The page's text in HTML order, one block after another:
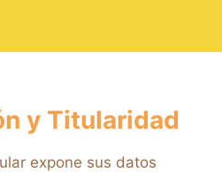
y Titularidad
expone sus datos